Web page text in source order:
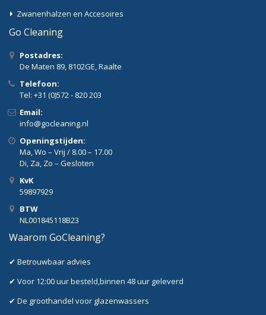
Zwanenhalzen en Accesoires
Go Cleaning
Postadres:
De Maten 89, 8102GE, Raalte
Telefoon:
Tel: +31 (0)572 - 820 203
Email:
info@gocleaning.nl
Openingstijden:
Ma, Wo – Vrij / 8.00 – 17.00
Di, Za, Zo – Gesloten
KvK
59897929
BTW
NL001845118B23
Waarom GoCleaning?
✔ Betrouwbaar advies
✔ Voor 12:00 uur besteld,binnen 48 uur geleverd
✔ De groothandel voor glazenwassers